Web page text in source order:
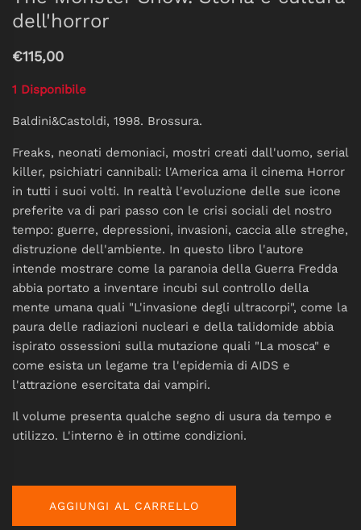
dell'horror
€115,00
1 Disponibile
Baldini&Castoldi, 1998. Brossura.
Freaks, neonati demoniaci, mostri creati dall'uomo, serial
killer, psichiatri cannibali: l'America ama il cinema Horror
in tutti i suoi volti. In realtà l'evoluzione delle sue icone
preferite va di pari passo con le crisi sociali del nostro
tempo: guerre, depressioni, invasioni, caccia alle streghe,
distruzione dell'ambiente. In questo libro l'autore
intende mostrare come la paranoia della Guerra Fredda
abbia portato a inventare incubi sul controllo della
mente umana quali "L'invasione degli ultracorpi", come la
paura delle radiazioni nucleari e della talidomide abbia
ispirato ossessioni sulla mutazione quali "La mosca" e
come esista un legame tra l'epidemia di AIDS e
l'attrazione esercitata dai vampiri.
Il volume presenta qualche segno di usura da tempo e
utilizzo. L'interno è in ottime condizioni.
AGGIUNGI AL CARRELLO